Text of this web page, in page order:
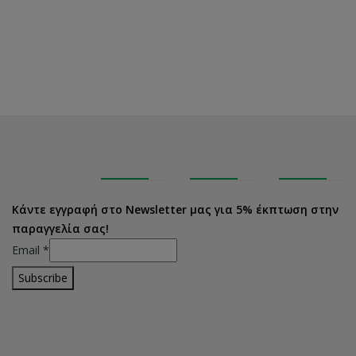
Κάντε εγγραφή στο Newsletter μας για 5% έκπτωση στην
παραγγελία σας!
Email *